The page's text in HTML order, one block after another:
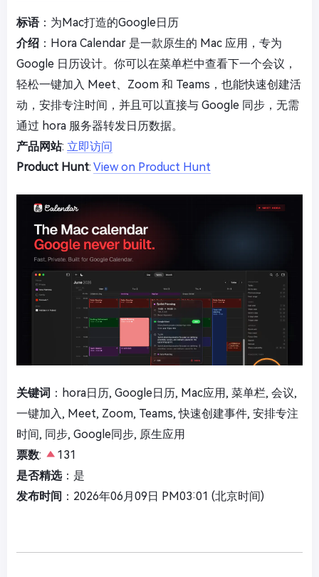
标语：为Mac打造的Google日历
介绍 ：Hora Calendar 是一款原生的 Mac 应用，专为
Google 日历设计。你可以在菜单栏中查看下一个会议，
轻松一键加入 Meet、Zoom 和 Teams，也能快速创建活
动，安排专注时间，并且可以直接与 Google 同步，无需
通过 hora 服务器转发日历数据。
产品网站: 立即访问
Product Hunt: View on Product Hunt
关键词 ：hora日历, Google日历, Mac应用, 菜单栏, 会议,
一键加入, Meet, Zoom, Teams, 快速创建事件, 安排专注
时间, 同步, Google同步, 原生应用
票数:
131
是否精选：是
发布时间 ：2026年06月09日 PM03:01 (北京时间)